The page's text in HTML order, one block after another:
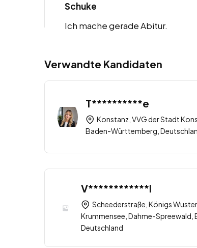
Schuke
Ich mache gerade Abitur.
Verwandte Kandidaten
T**********e
Konstanz, VVG der Stadt
Baden-Württemberg,
V************l
Scheederstraße, Königs
Krummensee, Dahme-Spreewald,
Deutschland